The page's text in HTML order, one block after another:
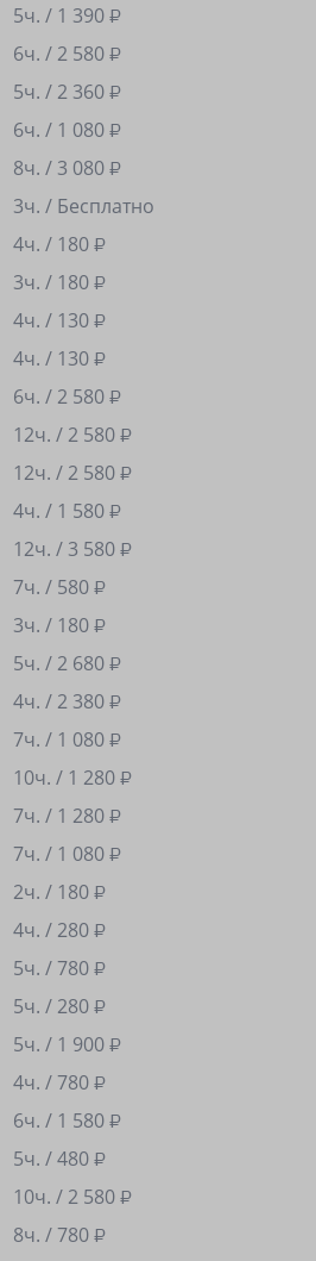
5ч. / 1 390₽
6ч. / 2 580₽
5ч. / 2 360₽
6ч. / 1 080₽
8ч. / 3 080₽
3ч. / Бесплатно
4ч. / 180₽
3ч. / 180₽
4ч. / 130₽
4ч. / 130₽
6ч. / 2 580₽
12ч. / 2 580₽
12ч. / 2 580₽
4ч. / 1 580₽
12ч. / 3 580₽
7ч. / 580₽
3ч. / 180₽
5ч. / 2 680₽
4ч. / 2 380₽
7ч. / 1 080₽
10ч. / 1 280₽
7ч. / 1 280₽
7ч. / 1 080₽
2ч. / 180₽
4ч. / 280₽
5ч. /780₽
5ч. / 280₽
5ч. / 1 900₽
4ч. /780₽
6ч. / 1 580₽
5ч. /480₽
10ч. / 2 580₽
8ч. /780₽